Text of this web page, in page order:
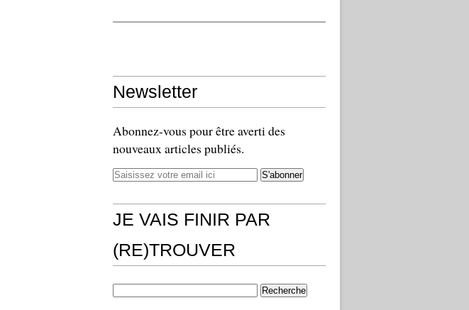
Newsletter
Abonnez-vous pour être averti des
nouveaux articles publiés.
JE VAIS FINIR PAR
(RE)TROUVER